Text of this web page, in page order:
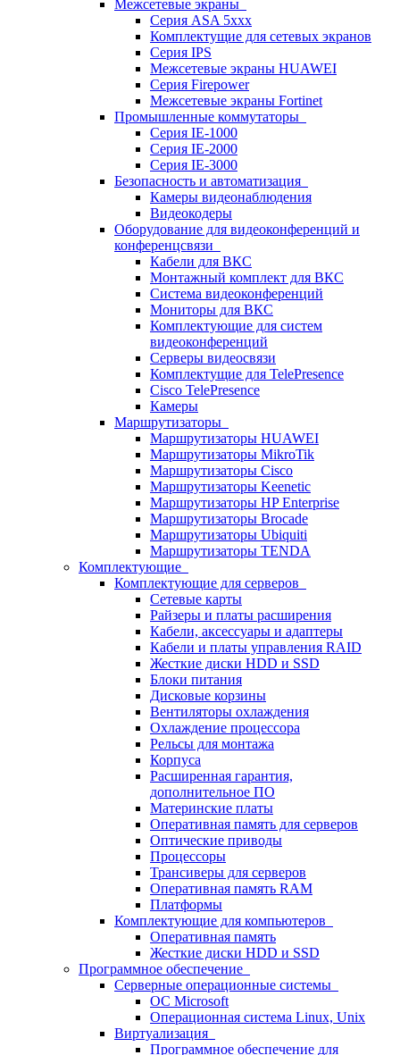
Межсетевые экраны
Серия ASA 5xxx
Комплектущие для сетевых экранов
Серия IPS
Межсетевые экраны HUAWEI
Серия Firepower
Межсетевые экраны Fortinet
Промышленные коммутаторы
Серия IE-1000
Серия IE-2000
Серия IE-3000
Безопасность и автоматизация
Камеры видеонаблюдения
Видеокодеры
Оборудование для видеоконференций и
конференцсвязи
Кабели для ВКС
Монтажный комплект для ВКС
Система видеоконференций
Мониторы для ВКС
Комплектующие для систем
видеоконференций
Серверы видеосвязи
Комплектущие для TelePresence
Cisco TelePresence
Камеры
Маршрутизаторы
Маршрутизаторы HUAWEI
Маршрутизаторы MikroTik
Маршрутизаторы Cisco
Маршрутизаторы Keenetic
Маршрутизаторы HP Enterprise
Маршрутизаторы Brocade
Маршрутизаторы Ubiquiti
Маршрутизаторы TENDA
Комплектующие
Комплектующие для серверов
Сетевые карты
Райзеры и платы расширения
Кабели, аксессуары и адаптеры
Кабели и платы управления RAID
Жесткие диски HDD и SSD
Блоки питания
Дисковые корзины
Вентиляторы охлаждения
Охлаждение процессора
Рельсы для монтажа
Корпуса
Расширенная гарантия,
дополнительное ПО
Материнские платы
Оперативная память для серверов
Оптические приводы
Процессоры
Трансиверы для серверов
Оперативная память RAM
Платформы
Комплектующие для компьютеров
Оперативная память
Жесткие диски HDD и SSD
Программное обеспечение
Серверные операционные системы
ОС Microsoft
Операционная система Linux, Unix
Виртуализация
Программное обеспечение для